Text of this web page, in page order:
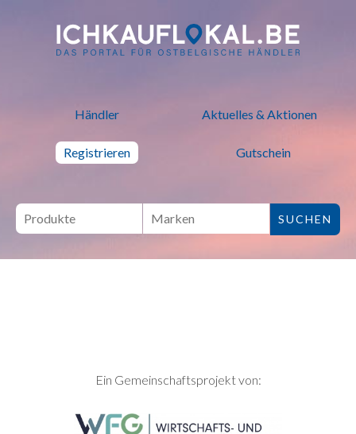
ich kauf lokal - Bei lokalen
Händler Aktuelles & Aktionen
Registrieren Gutschein
SEITENFUSSEin Gemeinschaftsprojekt von: